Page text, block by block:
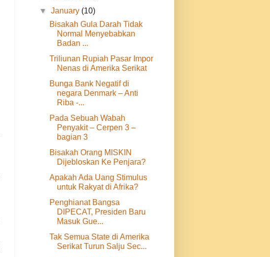
▼January (10)
Bisakah Gula Darah Tidak
Normal Menyebabkan
Badan ...
Triliunan Rupiah Pasar Impor
Nenas di Amerika Serikat
Bunga Bank Negatif di
negara Denmark – Anti
Riba -...
Pada Sebuah Wabah
Penyakit – Cerpen 3 –
bagian 3
Bisakah Orang MISKIN
Dijebloskan Ke Penjara?
Apakah Ada Uang Stimulus
untuk Rakyat di Afrika?
Penghianat Bangsa
DIPECAT, Presiden Baru
Masuk Gue...
Tak Semua State di Amerika
Serikat Turun Salju Sec...